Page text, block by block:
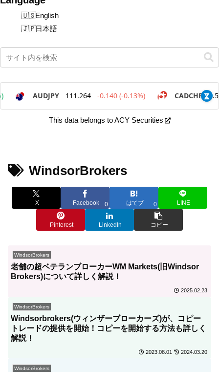
English
日本語
This data belongs to ACY Securities
WindsorBrokers
X Facebook 0 はてブ 0 LINE
Pinterest LinkedIn コピー
WindsorBrokers
老舗の超ベテランブローカーWM Markets(旧Windsor
Brokers)について詳しく解説！
2025.02.23
WindsorBrokers
Windsorbrokers(ウィンザーブローカーズ)が、コピー
トレードの提供を開始！コピーを開始する方法も詳しく
解説！
2023.08.01 2024.03.20
WindsorBrokers